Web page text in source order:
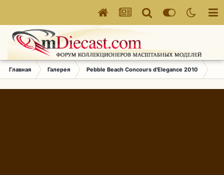
Главная Галерея Pebble Beach Concours d'Elegance 2010